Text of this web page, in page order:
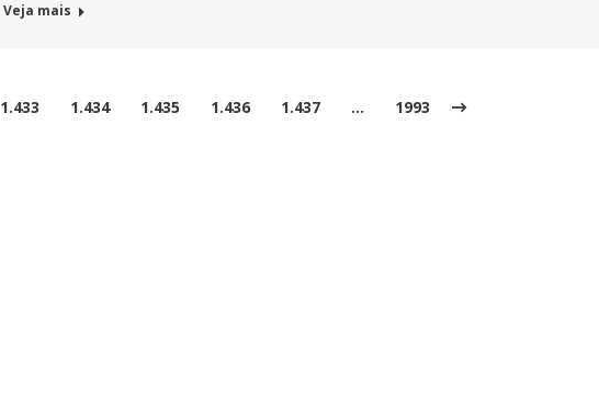
Veja mais
1.433 1.434 1.435 1.436 1.437 … 1993